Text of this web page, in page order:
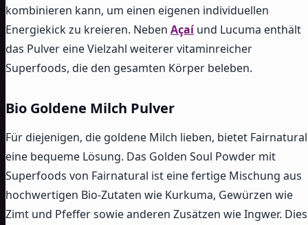
kombinieren kann, um einen eigenen individuellen
Energiekick zu kreieren. Neben Açaíund Lucuma enthält
das Pulver eine Vielzahl weiterer vitaminreicher
Superfoods, die den gesamten Körper beleben.
Bio Goldene Milch Pulver
Für diejenigen, die goldene Milch lieben, bietet Fairnatural
eine bequeme Lösung. Das Golden Soul Powder mit
Superfoods von Fairnatural ist eine fertige Mischung aus
hochwertigen Bio-Zutaten wie Kurkuma, Gewürzen wie
Zimt und Pfeffer sowie anderen Zusätzen wie Ingwer.